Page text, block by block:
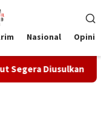
Nasional Opini
ke Pusat